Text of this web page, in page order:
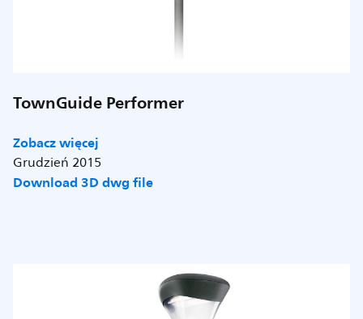
TownGuide Performer
Zobacz więcej
Grudzień 2015
Download 3D dwg file